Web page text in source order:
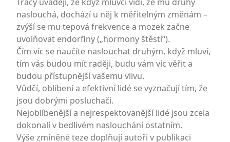
naslouchá, dochází u něj k měřitelným změnám –
zvýší se mu tepová frekvence a mozek začne
uvolňovat endorfiny („hormony štěstí“).
Čím víc se naučíte naslouchat druhým, když mluví,
tím vás budou mít raději, budu vám víc věřit a
budou přístupnější vašemu vlivu.
Vůdčí, oblíbení a efektivní lidé se vyznačují tím, že
jsou dobrými posluchači.
Nejoblíbenější a nejrespektovanější lidé jsou zcela
dokonalí v bedlivém naslouchání ostatním.
Výše zmíněné teze doplňují autoři v publikaci